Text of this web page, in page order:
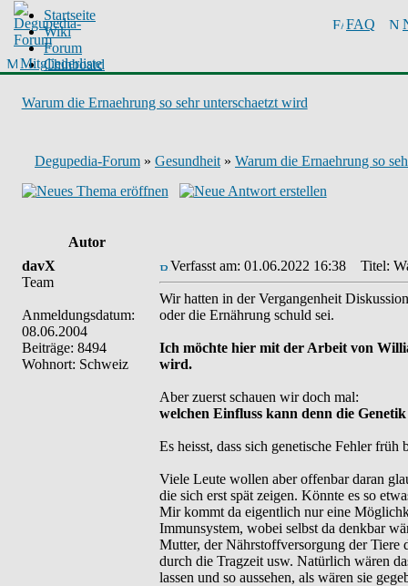
FAQ
Mitgliederliste
Startseite
Wiki
Forum
Chinboard
Warum die Ernaehrung so sehr unterschaetzt wird
Degupedia-Forum » Gesundheit » Warum die Ernaehrung so
Autor
davX
Team
Anmeldungsdatum:
08.06.2004
Beiträge: 8494
Wohnort: Schweiz
Verfasst am: 01.06.2022 16:38 Titel:
Wir hatten in der Vergangenheit
oder die Ernährung schuld sei.
Ich möchte hier mit der Arbeit von
wird.
Aber zuerst schauen wir doch mal:
welchen Einfluss kann denn die
Es heisst, dass sich genetische Fehler
Viele Leute wollen aber offenbar daran
die sich erst spät zeigen. Könnte es so
Mir kommt da eigentlich nur eine
Immunsystem, wobei selbst da denkbar
Mutter, der Nährstoffversorgung der Tiere
durch die Tragzeit usw. Natürlich wären
lassen und so aussehen, als wären sie